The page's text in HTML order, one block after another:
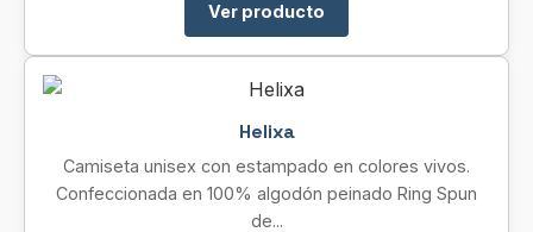
Ver producto
Helixa
Camiseta unisex con estampado en colores vivos.
Confeccionada en 100% algodón peinado Ring Spun
de...